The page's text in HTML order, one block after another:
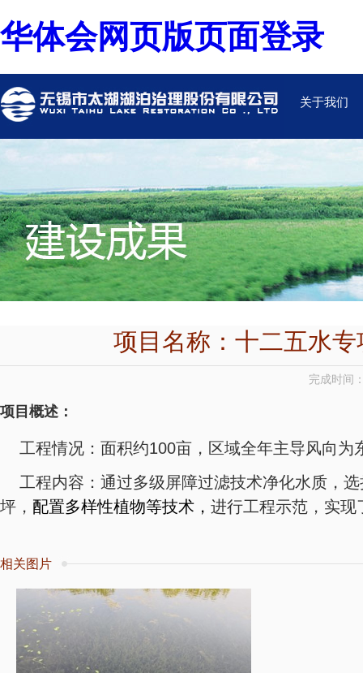
华体会网页版页面登录
关于我们
项目名称：十二五水
完成时间
项目概述：
工程情况：面积约100亩，区域全年主导风向
工程内容：通过多级屏障过滤技术净化水质，
坪， 配置多样性植物等技术， 进行工程示范，实
相关图片